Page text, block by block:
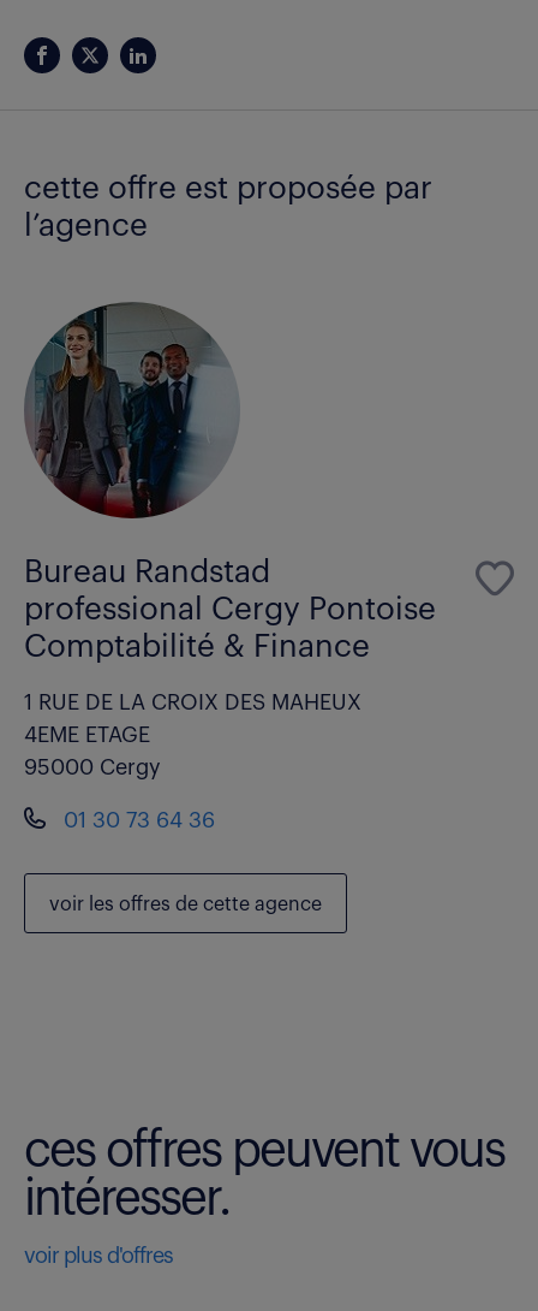
cette offre est proposée par
l’agence
Bureau Randstad
professional Cergy Pontoise
Comptabilité & Finance
1 RUE DE LA CROIX DES MAHEUX
4EME ETAGE
95000 Cergy
01 30 73 64 36
voir les offres de cette agence
ces offres peuvent vous
intéresser.
voir plus d'offres